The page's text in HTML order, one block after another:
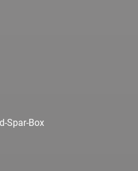
Spar-Box